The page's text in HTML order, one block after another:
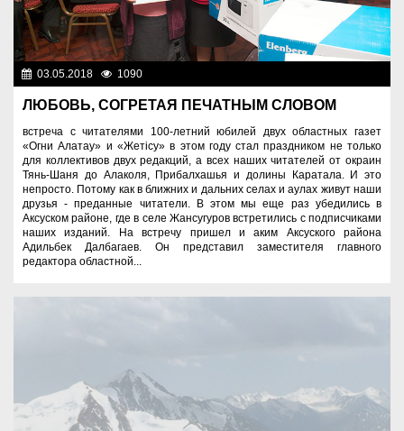
03.05.2018 1090
ЛЮБОВЬ, СОГРЕТАЯ ПЕЧАТНЫМ СЛОВОМ
встреча с читателями 100-летний юбилей двух областных газет
«Огни Алатау» и «Жетісу» в этом году стал праздником не только
для коллективов двух редакций, а всех наших читателей от окраин
Тянь-Шаня до Алаколя, Прибалхашья и долины Каратала. И это
непросто. Потому как в ближних и дальних селах и аулах живут наши
друзья - преданные читатели. В этом мы еще раз убедились в
Аксуском районе, где в селе Жансугуров встретились с подписчиками
наших изданий. На встречу пришел и аким Аксуского района
Адильбек Далбагаев. Он представил заместителя главного
редактора областной...